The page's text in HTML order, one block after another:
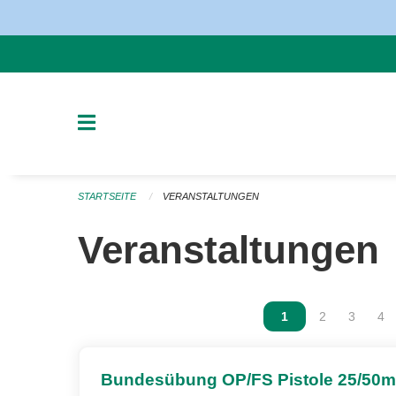
STARTSEITE VERANSTALTUNGEN
Veranstaltungen
Vous êtes sur la
1 Vous êtes
2 Vous
3 4
Bundesübung OP/FS Pistole 25/50m